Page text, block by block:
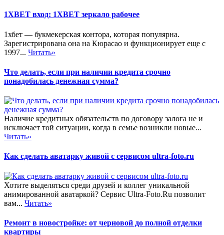
1XBET вход: 1XBET зеркало рабочее
1хбет — букмекерская контора, которая популярна.
Зарегистрирована она на Кюрасао и функционирует еще с
1997... Читать»
Что делать, если при наличии кредита срочно
понадобилась денежная сумма?
Наличие кредитных обязательств по договору залога не и
исключает той ситуации, когда в семье возникли новые...
Читать»
Как сделать аватарку живой с сервисом ultra-foto.ru
Хотите выделяться среди друзей и коллег уникальной
анимированной аватаркой? Сервис Ultra-Foto.Ru позволит
вам... Читать»
Ремонт в новостройке: от черновой до полной отделки
квартиры